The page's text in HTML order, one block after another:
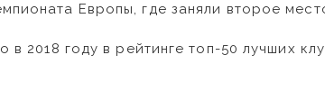
Европы, где заняли второе
в 2018 году в рейтинге топ-50 лучших